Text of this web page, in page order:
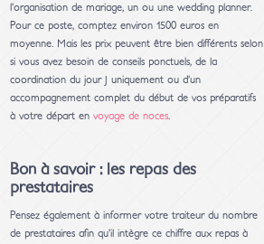
l’organisation de mariage, un ou une wedding planner.
Pour ce poste, comptez environ 1500 euros en
moyenne. Mais les prix peuvent être bien différents selon
si vous avez besoin de conseils ponctuels, de la
coordination du jour J uniquement ou d’un
accompagnement complet du début de vos préparatifs
à votre départ envoyage de noces
Bon à savoir : les repas des
prestataires
Pensez également à informer votre traiteur du nombre
de prestataires afin qu’il intègre ce chiffre aux repas à